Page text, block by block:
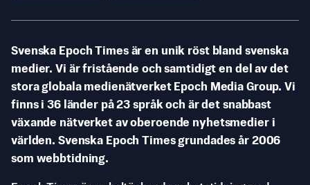
Svenska Epoch Times är en unik röst bland svenska
medier. Vi är fristående och samtidigt en del av det
stora globala medienätverket Epoch Media Group. Vi
finns i 36 länder på 23 språk och är det snabbast
växande nätverket av oberoende nyhetsmedier i
världen. Svenska Epoch Times grundades år 2006
som webbtidning.